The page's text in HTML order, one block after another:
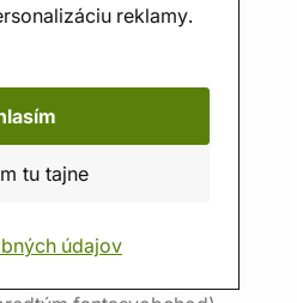
reklamy.
tu tajne
údajov